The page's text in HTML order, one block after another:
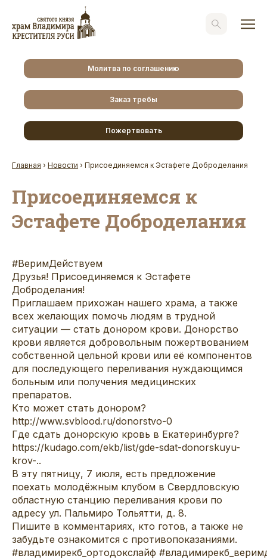
Молитва по соглашению
Заказ требы
Пожертвовать
Главная › Новости › Присоединяемся к Эстафете Доброделания
Присоединяемся к
Эстафете Доброделания
#ВеримДействуем
Друзья! Присоединяемся к Эстафете
Доброделания!
Приглашаем прихожан нашего храма, а также
всех желающих помочь людям в трудной
ситуации — стать донором крови. Донорство
крови является добровольным пожертвованием
собственной цельной крови или её компонентов
для последующего переливания нуждающимся
больным или получения медицинских
препаратов.
Кто может стать донором?
http://www.svblood.ru/donorstvo-0
Где сдать донорскую кровь в Екатеринбурге?
https://kudago.com/ekb/list/gde-sdat-donorskuyu-
krov-..
В эту пятницу, 7 июля, есть предложение
поехать молодёжным клубом в Свердловскую
областную станцию переливания крови по
адресу ул. Пальмиро Тольятти, д. 8.
Пишите в комментариях, кто готов, а также не
забудьте ознакомится с противопоказаниями.
#владимирекб_ортодокслайф